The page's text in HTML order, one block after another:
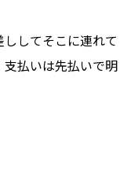
してそこに連れて
払いは先払いで明